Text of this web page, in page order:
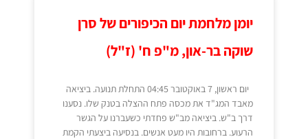
יומן מלחמת יום הכיפורים של סרן
שוקה בר-און, מ"פ ח' (ז"ל)
יום ראשון, 7 באוקטובר 04:45 התחלת תנועה. ביציאה
מאבד המג"ד את מכסה פתח ההצלה בטנק שלו. נסענו
דרך ב"ש. ביציאה מב"ש פחדתי כשעברנו על הגשר
הרעוע. ברחובות היו מעט אנשים. בנסיעה ביצעתי הקמת